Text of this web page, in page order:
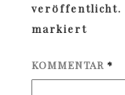
veröffentlicht.
markiert
KOMMENTAR *